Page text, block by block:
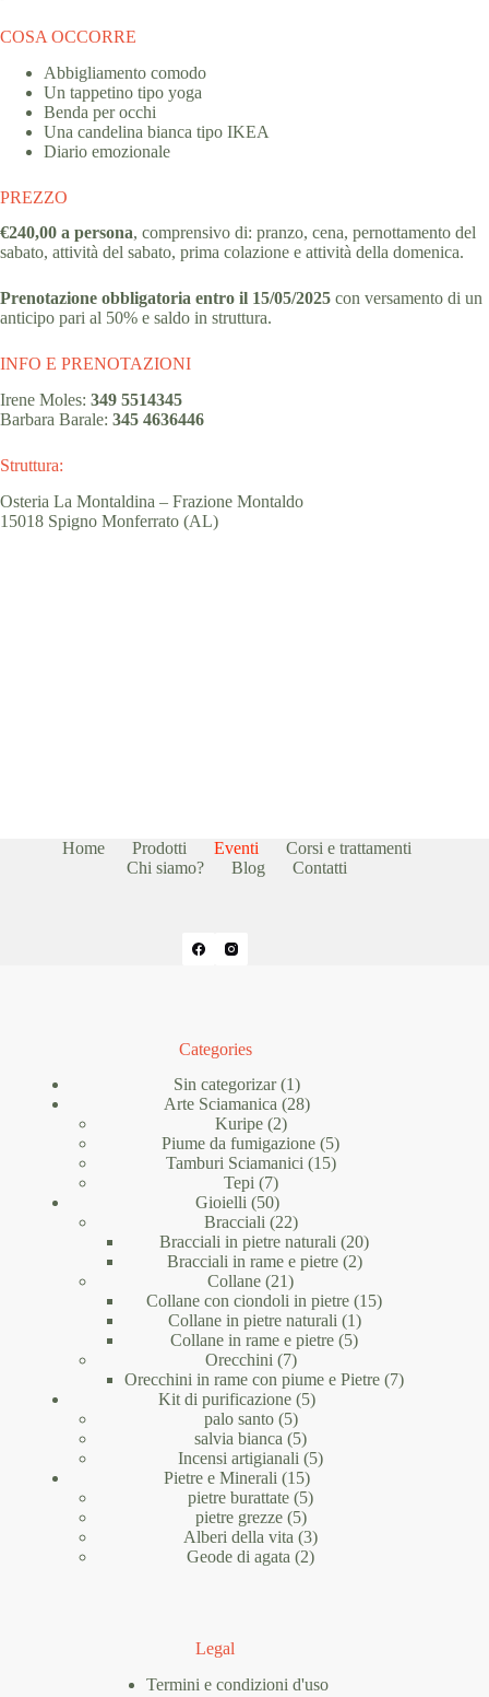
COSA OCCORRE
Abbigliamento comodo
Un tappetino tipo yoga
Benda per occhi
Una candelina bianca tipo IKEA
Diario emozionale
PREZZO
€240,00 a persona, comprensivo di: pranzo, cena, pernottamento del
sabato, attività del sabato, prima colazione e attività della domenica.
Prenotazione obbligatoria entro il 15/05/2025 con versamento di un
anticipo pari al 50% e saldo in struttura.
INFO E PRENOTAZIONI
Irene Moles: 349 5514345
Barbara Barale: 345 4636446
Struttura:
Osteria La Montaldina – Frazione Montaldo
15018 Spigno Monferrato (AL)
Home Prodotti Eventi
Corsi e trattamenti
Chi siamo?
Blog Contatti
Categories
Sin categorizar 11
prodotto
Arte Sciamanica 2828
Kuripe 22
prodotti
Piume da fumigazione 55
prodotti
Tamburi Sciamanici 1515
Tepi 77
prodotti
Gioielli 5050
prodotti
Bracciali 2222
prodotti
Bracciali in pietre naturali 2020
Bracciali in rame e pietre 22
Collane 2121
prodotti
Collane con ciondoli in pietre 1515
Collane in pietre naturali 11
prodotto
Collane in rame e pietre 55
Orecchini 77
prodotti
Orecchini in rame con piume e Pietre 77
Kit di purificazione 55
palo santo 55
prodotti
salvia bianca 55
prodotti
Incensi artigianali 55
Pietre e Minerali 1515
prodotti
pietre burattate 55
pietre grezze 55
prodotti
Alberi della vita 33
prodotti
Geode di agata 22
Legal
Termini e condizioni d'uso